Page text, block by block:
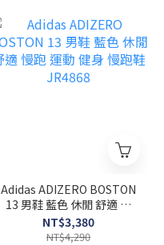
Adidas ADIZERO BOSTON
13 男鞋 藍色 休閒 舒適 慢
跑 運動 健身 慢跑鞋
JR4868
NT$3,380
NT$4,290